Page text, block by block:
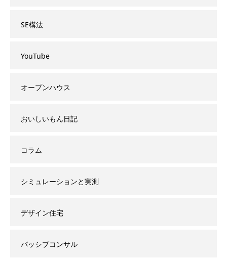
SE構法
YouTube
オープンハウス
おいしいもん日記
コラム
シミュレーションと実測
デザイン住宅
パッシブコンサル